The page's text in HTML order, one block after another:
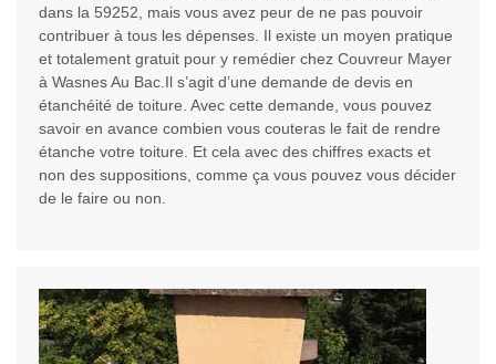
dans la 59252, mais vous avez peur de ne pas pouvoir
contribuer à tous les dépenses. Il existe un moyen pratique
et totalement gratuit pour y remédier chez Couvreur Mayer
à Wasnes Au Bac.Il s’agit d’une demande de devis en
étanchéité de toiture. Avec cette demande, vous pouvez
savoir en avance combien vous couteras le fait de rendre
étanche votre toiture. Et cela avec des chiffres exacts et
non des suppositions, comme ça vous pouvez vous décider
de le faire ou non.